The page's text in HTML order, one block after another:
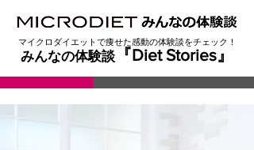
みんなの体験談 『Diet Stories』
マイクロダイエットで痩せた感動の体験談をチェック！